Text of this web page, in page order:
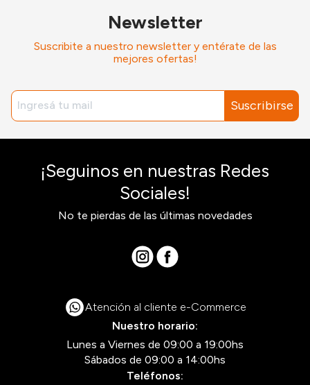
Newsletter
Suscribite a nuestro newsletter y entérate de las
mejores ofertas!
Suscribirse
¡Seguinos en nuestras Redes
Sociales!
No te pierdas de las últimas novedades
Atención al cliente e-Commerce
Nuestro horario:
Lunes a Viernes de 09:00 a 19:00hs
Sábados de 09:00 a 14:00hs
Teléfonos: